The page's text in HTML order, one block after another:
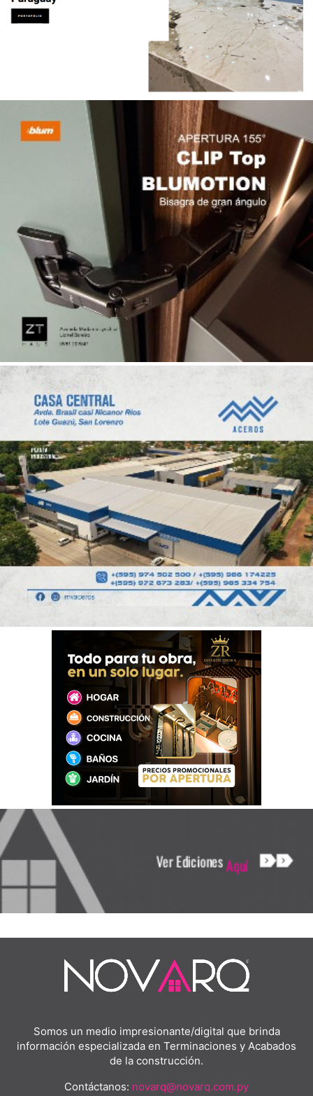
Somos un medio impresionante/digital que brinda
información especializada en Terminaciones y Acabados
de la construcción.
Contáctanos: novarq@novarq.com.py